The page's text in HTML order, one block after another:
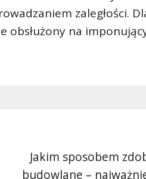
zaległości.
obsłużony na
Jakim sposobem
budowlane –